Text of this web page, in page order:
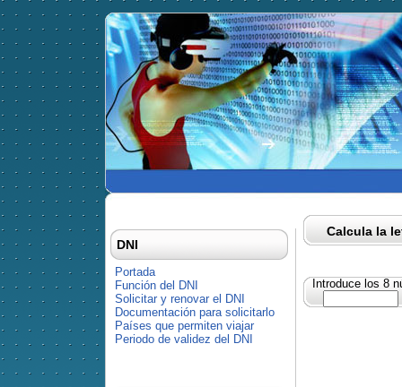
Calcula la
Introduce los 8
DNI
Portada
Función del DNI
Solicitar y renovar el DNI
Documentación para solicitarlo
Países que permiten viajar
Periodo de validez del DNI